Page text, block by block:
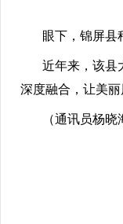
眼下，锦屏县种
近年来，该县大
深度融合，让美丽
（通讯员杨晓